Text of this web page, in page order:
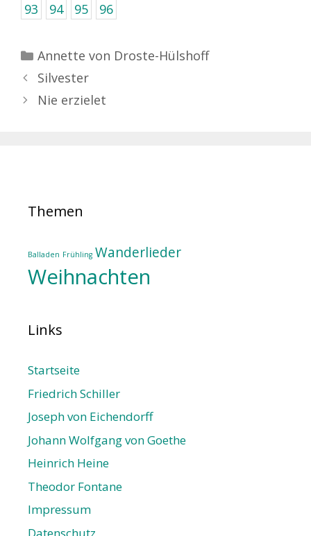
93
94 95 96
Kategorien
Annette von Droste-Hülshoff
Silvester
Nie erzielet
Themen
Balladen Frühling Wanderlieder
Weihnachten
Links
Startseite
Friedrich Schiller
Joseph von Eichendorff
Johann Wolfgang von Goethe
Heinrich Heine
Theodor Fontane
Impressum
Datenschutz­